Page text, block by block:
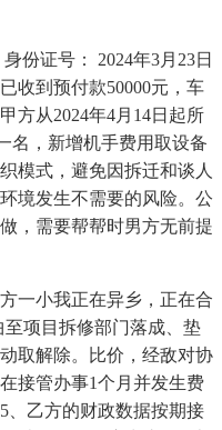
证号： 2024年3月23日
收到预付款50000元，车
方从2024年4月14日起所
名，新增机手费用取设备
模式，避免因拆迁和谈人
境发生不需要的风险。公
，需要帮帮时男方无前提
小我正在异乡，正在合
项目拆修部门落成、垫
取解除。比价，经敌对协
接管办事1个月并发生费
、乙方的财政数据按期接